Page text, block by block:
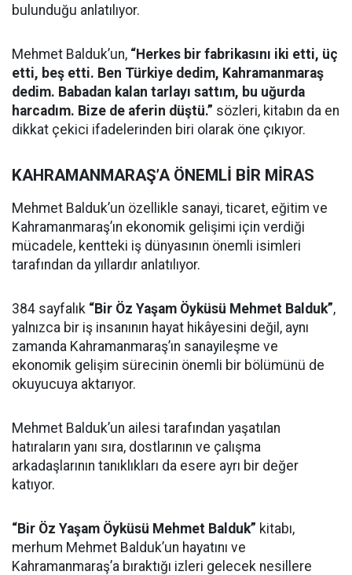
bulunduğu anlatılıyor.
Mehmet Balduk’un, “Herkes bir fabrikasını iki etti, üç
etti, beş etti. Ben Türkiye dedim, Kahramanmaraş
dedim. Babadan kalan tarlayı sattım, bu uğurda
harcadım. Bize de aferin düştü.” sözleri, kitabın da en
dikkat çekici ifadelerinden biri olarak öne çıkıyor.
KAHRAMANMARAŞ’A ÖNEMLİ BİR MİRAS
Mehmet Balduk’un özellikle sanayi, ticaret, eğitim ve
Kahramanmaraş’ın ekonomik gelişimi için verdiği
mücadele, kentteki iş dünyasının önemli isimleri
tarafından da yıllardır anlatılıyor.
384 sayfalık “Bir Öz Yaşam Öyküsü Mehmet Balduk”,
yalnızca bir iş insanının hayat hikâyesini değil, aynı
zamanda Kahramanmaraş’ın sanayileşme ve
ekonomik gelişim sürecinin önemli bir bölümünü de
okuyucuya aktarıyor.
Mehmet Balduk’un ailesi tarafından yaşatılan
hatıraların yanı sıra, dostlarının ve çalışma
arkadaşlarının tanıklıkları da esere ayrı bir değer
katıyor.
“Bir Öz Yaşam Öyküsü Mehmet Balduk” kitabı,
merhum Mehmet Balduk’un hayatını ve
Kahramanmaraş’a bıraktığı izleri gelecek nesillere